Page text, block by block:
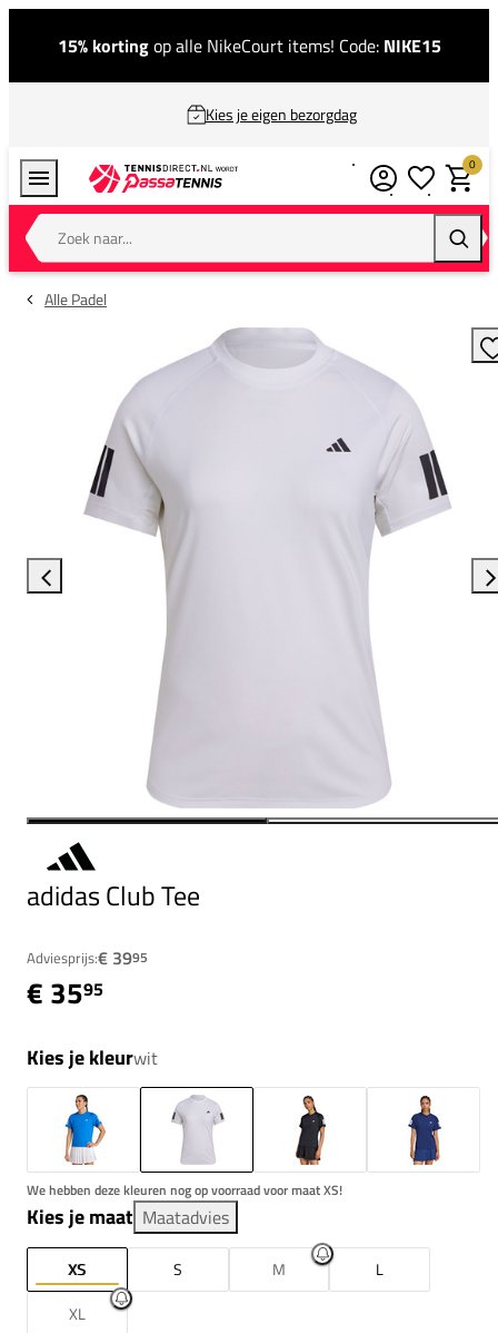
15% kortingop alle NikeCourt items! Code: NIKE15
Kies je eigen bezorgdag
Zoek naar...
0
Alle Padel
adidas Club Tee
Adviesprijs:€ 3995
€ 3595
Kies je kleurwit
We hebben deze kleuren nog op voorraad voor maat XS!
Kies je maat Maatadvies
XS S M
L
XL